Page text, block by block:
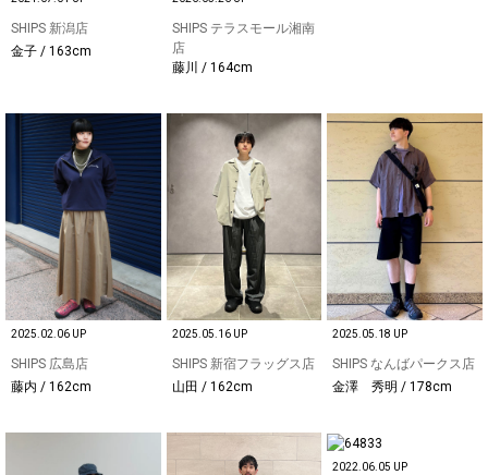
SHIPS 新潟店
金子 / 163cm
SHIPS テラスモール湘南
店
藤川 / 164cm
2025.02.06 UP
SHIPS 広島店
藤内 / 162cm
2025.05.16 UP
SHIPS 新宿フラッグス店
山田 / 162cm
2025.05.18 UP
SHIPS なんばパークス店
金澤 秀明 / 178cm
2022.06.05 UP